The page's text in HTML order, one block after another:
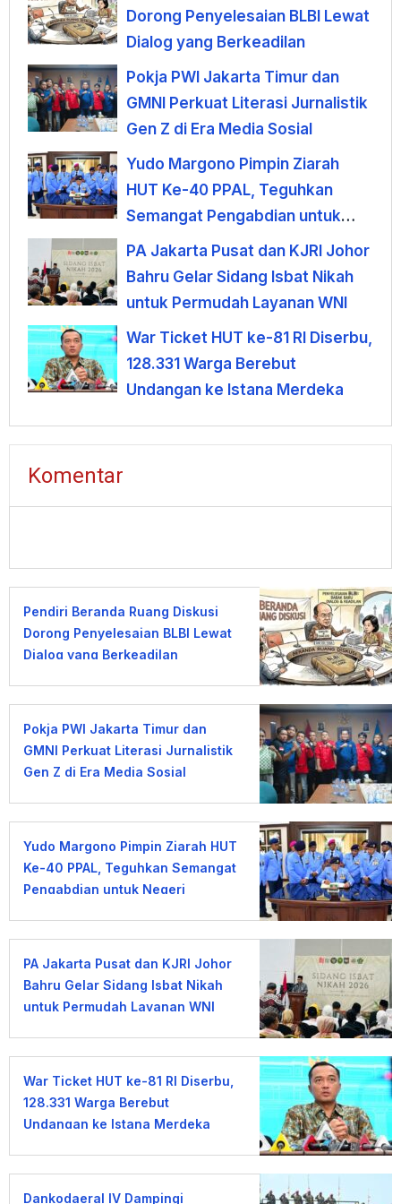
Dorong Penyelesaian BLBI Lewat
Dialog yang Berkeadilan
Pokja PWI Jakarta Timur dan
GMNI Perkuat Literasi Jurnalistik
Gen Z di Era Media Sosial
Yudo Margono Pimpin Ziarah
HUT Ke-40 PPAL, Teguhkan
Semangat Pengabdian untuk
Negeri
PA Jakarta Pusat dan KJRI Johor
Bahru Gelar Sidang Isbat Nikah
untuk Permudah Layanan WNI
War Ticket HUT ke-81 RI Diserbu,
128.331 Warga Berebut
Undangan ke Istana Merdeka
Komentar
Pendiri Beranda Ruang Diskusi
Dorong Penyelesaian BLBI Lewat
Dialog yang Berkeadilan
Pokja PWI Jakarta Timur dan
GMNI Perkuat Literasi Jurnalistik
Gen Z di Era Media Sosial
Yudo Margono Pimpin Ziarah HUT
Ke-40 PPAL, Teguhkan Semangat
Pengabdian untuk Negeri
PA Jakarta Pusat dan KJRI Johor
Bahru Gelar Sidang Isbat Nikah
untuk Permudah Layanan WNI
War Ticket HUT ke-81 RI Diserbu,
128.331 Warga Berebut
Undangan ke Istana Merdeka
Dankodaeral IV Dampingi